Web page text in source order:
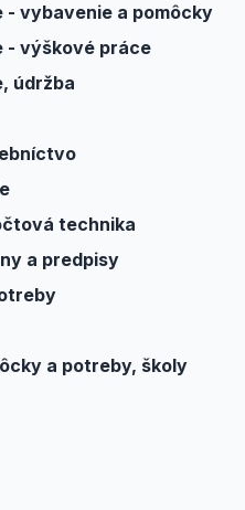
vybavenie a pomôcky
- výškové práce
údržba
technika
a predpisy
a potreby, školy